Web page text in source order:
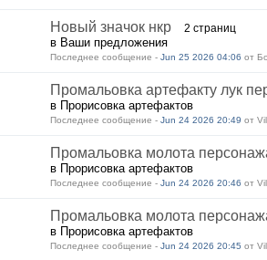
Новый значок нкр 2 страниц
в Ваши предложения
Последнее сообщение - Jun 25 2026 04:06 от
Промальовка артефакту лук
в Прорисовка артефактов
Последнее сообщение - Jun 24 2026 20:49 от
Промальовка молота
в Прорисовка артефактов
Последнее сообщение - Jun 24 2026 20:46 от
Промальовка молота
в Прорисовка артефактов
Последнее сообщение - Jun 24 2026 20:45 от